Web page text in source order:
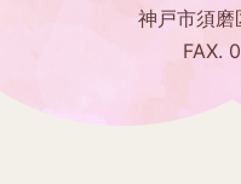
神戸市須
FAX.